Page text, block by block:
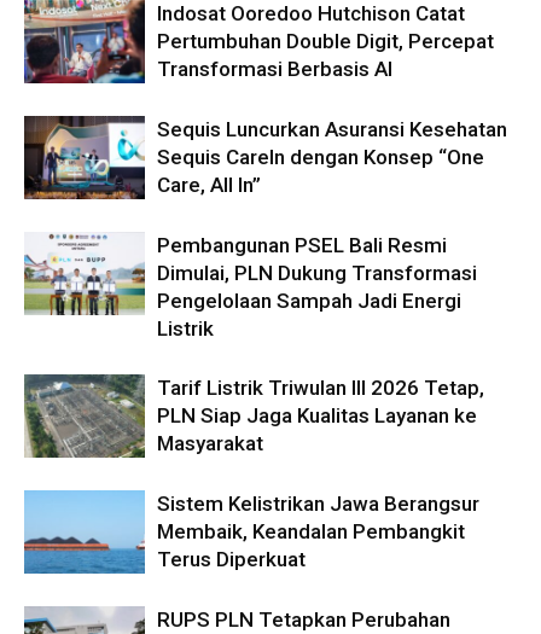
Indosat Ooredoo Hutchison Catat
Pertumbuhan Double Digit, Percepat
Transformasi Berbasis AI
Sequis Luncurkan Asuransi Kesehatan
Sequis CareIn dengan Konsep “One
Care, All In”
Pembangunan PSEL Bali Resmi
Dimulai, PLN Dukung Transformasi
Pengelolaan Sampah Jadi Energi
Listrik
Tarif Listrik Triwulan III 2026 Tetap,
PLN Siap Jaga Kualitas Layanan ke
Masyarakat
Sistem Kelistrikan Jawa Berangsur
Membaik, Keandalan Pembangkit
Terus Diperkuat
RUPS PLN Tetapkan Perubahan